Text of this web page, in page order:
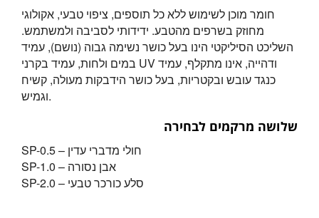
חומר מוכן לשימוש ללא כל תוספים, ציפוי טבעי, אקולוגי
מחוזק בשרפים מהטבע. ידידותי לסביבה ולמשתמש.
השליכט הסיליקטי הינו בעל כושר נשימה גבוה (נושם), עמיד
במים ולחות, עמיד בקרני UV ודהייה, אינו מתקלף, עמיד
כנגד עובש ובקטריות, בעל כושר הידבקות מעולה, קשיח
וגמיש.
שלושה מרקמים לבחירה
SP-0.5 – חולי מדברי עדין
SP-1.0 – אבן נסורה
SP-2.0 – סלע כורכר טבעי